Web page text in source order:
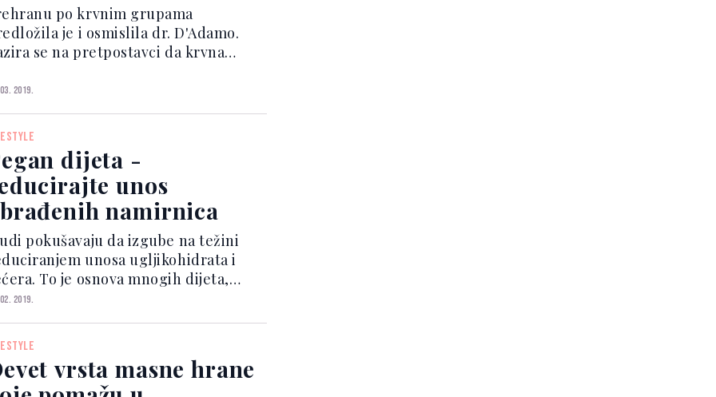
po krvnim grupama
je i osmislila dr. D'Adamo.
se na pretpostavci da krvna
u slučaju da se bira hrana koja
ne odgovara tj. da ljudi određenih
grupa imaju predispo...
2019.
dijeta -
unos
namirnica
pokušavaju da izgube na težini
unosa ugljikohidrata i
To je osnova mnogih dijeta,
keto i paleo dijete. No, tzv.
kada je riječ o prehrani. Paleo
se z...
2019.
vrsta masne hrane